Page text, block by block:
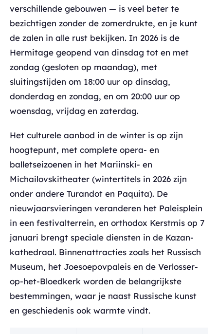
verschillende gebouwen — is veel beter te
bezichtigen zonder de zomerdrukte, en je kunt
de zalen in alle rust bekijken. In 2026 is de
Hermitage geopend van dinsdag tot en met
zondag (gesloten op maandag), met
sluitingstijden om 18:00 uur op dinsdag,
donderdag en zondag, en om 20:00 uur op
woensdag, vrijdag en zaterdag.
Het culturele aanbod in de winter is op zijn
hoogtepunt, met complete opera- en
balletseizoenen in het Mariinski- en
Michailovskitheater (wintertitels in 2026 zijn
onder andere Turandot en Paquita). De
nieuwjaarsvieringen veranderen het Paleisplein
in een festivalterrein, en orthodox Kerstmis op 7
januari brengt speciale diensten in de Kazan-
kathedraal. Binnenattracties zoals het Russisch
Museum, het Joesoepovpaleis en de Verlosser-
op-het-Bloedkerk worden de belangrijkste
bestemmingen, waar je naast Russische kunst
en geschiedenis ook warmte vindt.